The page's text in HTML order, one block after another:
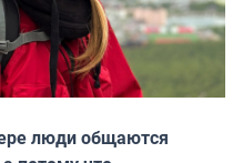
люди общаются